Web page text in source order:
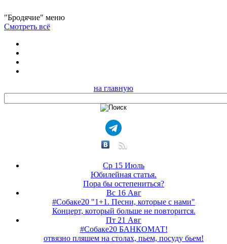
"Бродячие" меню
Смотреть всё
на главную
Ср 15 Июль
Юбилейная статья.
Пора бы остепениться?
Вс 16 Авг
#Собаке20 "1+1. Песни, которые с нами"
Концерт, который больше не повторится.
Пт 21 Авг
#Собаке20 БАНКОМАТ!
отвязно пляшем на столах, пьем, посуду бьем!